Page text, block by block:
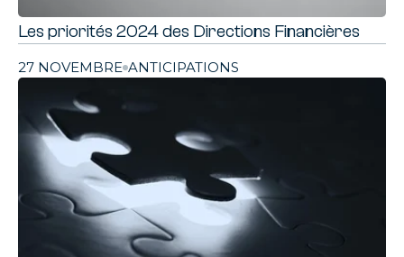
Les priorités 2024 des Directions Financières
27 NOVEMBRE ANTICIPATIONS